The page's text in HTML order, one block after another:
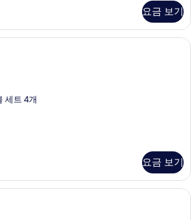
요금 보기
세트 4개
요금 보기